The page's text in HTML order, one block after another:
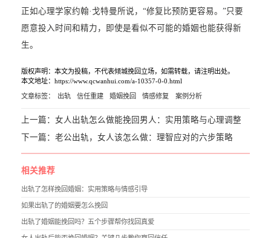
正如心理学家约翰·戈特曼所说，“修复比预防更容易。”只要
愿意投入时间和精力，即使是看似不可能的婚姻也能获得新
生。
版权声明：本文为投稿，不代表倾城挽回立场，如需转载，请注明出处。
本文地址：https://www.qcwanhui.com/a-10357-0-0.html
文章标签： 出轨 信任重建 婚姻挽回 情感修复 案例分析
上一篇： 女人出轨怎么做能挽回男人：实用策略与心理调整
下一篇： 老公出轨，女人该怎么做：理智应对的六步策略
相关推荐
出轨了怎样挽回婚姻：实用策略与情感引导
如果出轨了的婚姻要怎么挽回
出轨了婚姻能挽回吗？五个步骤帮你找回真爱